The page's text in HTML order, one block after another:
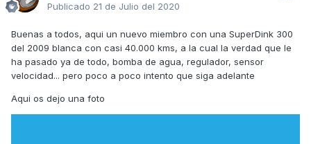
Publicado 21 de Julio del 2020
Buenas a todos, aqui un nuevo miembro con una SuperDink 300
del 2009 blanca con casi 40.000 kms, a la cual la verdad que le
ha pasado ya de todo, bomba de agua, regulador, sensor
velocidad... pero poco a poco intento que siga adelante
Aqui os dejo una foto